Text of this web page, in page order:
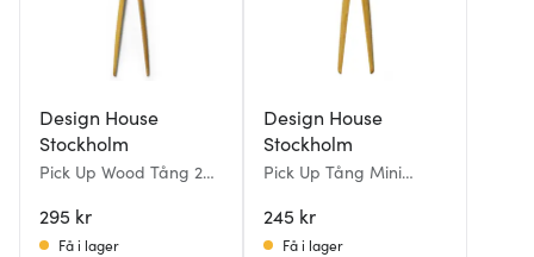
Design House
Stockholm
Pick Up Wood Tång 26
295 kr
Få i lager
Design House
Stockholm
Pick Up Tång Mini
245 kr
Få i lager